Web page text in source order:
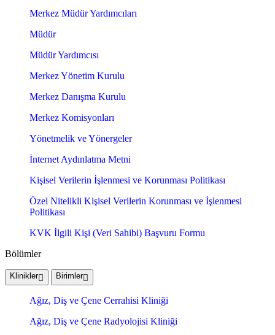
Merkez Müdür Yardımcıları
Müdür
Müdür Yardımcısı
Merkez Yönetim Kurulu
Merkez Danışma Kurulu
Merkez Komisyonları
Yönetmelik ve Yönergeler
İnternet Aydınlatma Metni
Kişisel Verilerin İşlenmesi ve Korunması Politikası
Özel Nitelikli Kişisel Verilerin Korunması ve İşlenmesi
Politikası
KVK İlgili Kişi (Veri Sahibi) Başvuru Formu
Bölümler
Klinikler Birimler
Ağız, Diş ve Çene Cerrahisi Kliniği
Ağız, Diş ve Çene Radyolojisi Kliniği